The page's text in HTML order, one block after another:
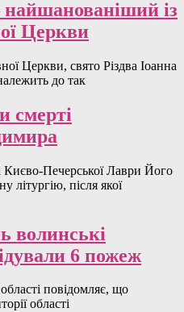
найшанованіший із
Церкви
Церкви, свято Різдва Іоанна
до так
смерті
Києво-Печерської Лаври Його
літургію, після якої
волинські
6 пожеж
повідомляє, що
області